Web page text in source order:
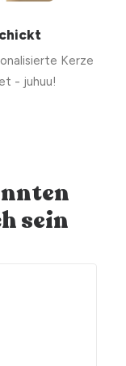
Kerze
- juhuu!
sein